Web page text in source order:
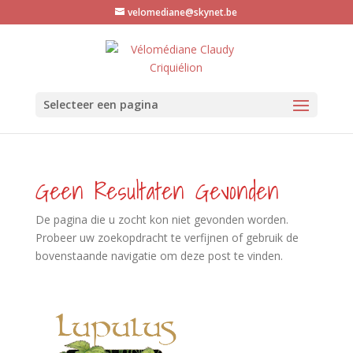
velomediane@skynet.be
Selecteer een pagina
Geen Resultaten Gevonden
De pagina die u zocht kon niet gevonden worden.
Probeer uw zoekopdracht te verfijnen of gebruik de
bovenstaande navigatie om deze post te vinden.